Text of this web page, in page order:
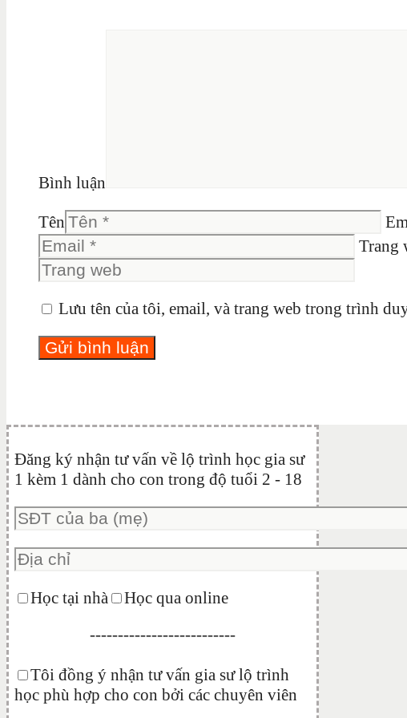
Bình luận
Tên
Trang
Lưu tên của tôi, email, và trang web trong trình
Đăng ký nhận tư vấn về lộ trình học gia sư
1 kèm 1 dành cho con trong độ tuổi 2 - 18
Học tại nhà
Học qua online
--------------------------
Tôi đồng ý nhận tư vấn gia sư lộ trình
học phù hợp cho con bởi các chuyên viên